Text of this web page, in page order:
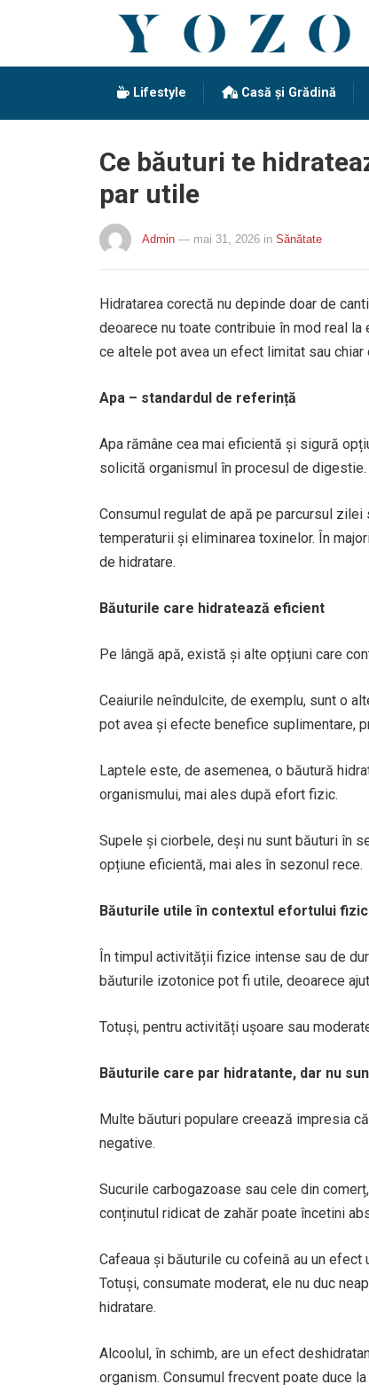
Lifestyle Casă și Grădină
Ce băuturi te
par utile
Admin — mai 31, 2026 in Sănătate
Hidratarea corectă nu depinde doar de
deoarece nu toate contribuie în mod real
ce altele pot avea un efect limitat sau
Apa – standardul de referință
Apa rămâne cea mai eficientă și sigură
solicită organismul în procesul de digestie.
Consumul regulat de apă pe parcursul
temperaturii și eliminarea toxinelor. În
de hidratare.
Băuturile care hidratează eficient
Pe lângă apă, există și alte opțiuni care
Ceaiurile neîndulcite, de exemplu, sunt o
pot avea și efecte benefice suplimentare,
Laptele este, de asemenea, o băutură
organismului, mai ales după efort fizic.
Supele și ciorbele, deși nu sunt băuturi în
opțiune eficientă, mai ales în sezonul rece.
Băuturile utile în contextul efortului fizic
În timpul activității fizice intense sau de
băuturile izotonice pot fi utile, deoarece
Totuși, pentru activități ușoare sau
Băuturile care par hidratante, dar nu
Multe băuturi populare creează impresia
negative.
Sucurile carbogazoase sau cele din
conținutul ridicat de zahăr poate încetini
Cafeaua și băuturile cu cofeină au un
Totuși, consumate moderat, ele nu duc
hidratare.
Alcoolul, în schimb, are un efect
organism. Consumul frecvent poate duce